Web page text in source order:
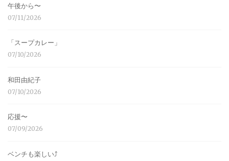
午後から〜
07/11/2026
「スープカレー」
07/10/2026
和田由紀子
07/10/2026
応援〜
07/09/2026
ベンチも楽しい⤴︎